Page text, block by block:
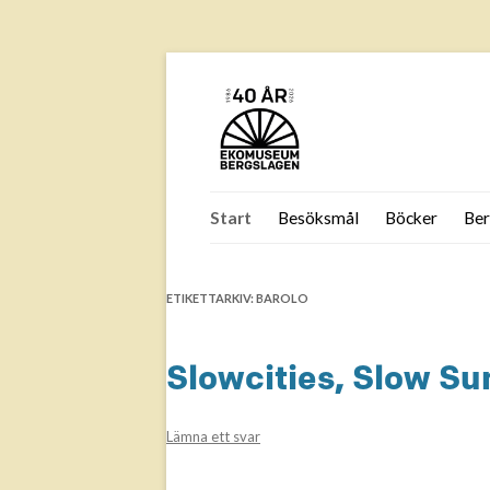
till
Start Besöksmål Böcker
ETIKETTARKIV: BAROLO
Slowcities, Slow
Lämna ett svar